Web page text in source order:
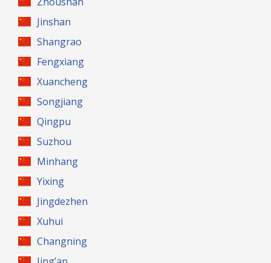
Jinshan
Shangrao
Fengxiang
Xuancheng
Songjiang
Qingpu
Suzhou
Minhang
Yixing
Jingdezhen
Xuhui
Changning